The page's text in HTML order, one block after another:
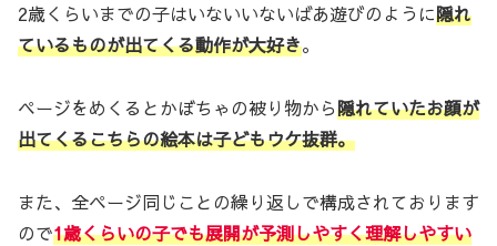
2歳くらいまでの子はいないいないばあ遊びのように隠れ
ているものが出てくる動作が大好き。
ページをめくるとかぼちゃの被り物から隠れていたお顔が
出てくるこちらの絵本は子どもウケ抜群。
また、全ページ同じことの繰り返しで構成されております
ので1歳くらいの子でも展開が予測しやすく理解しやすい